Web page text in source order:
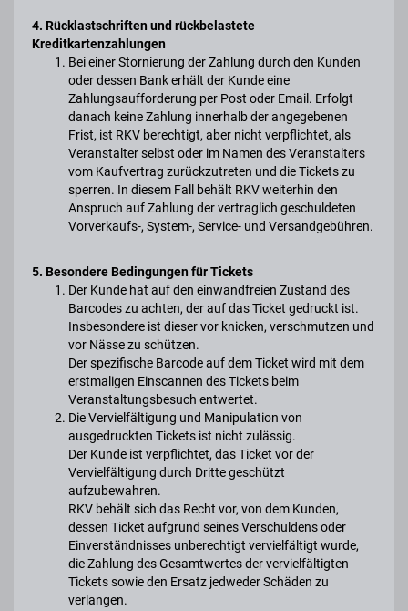
4. Rücklastschriften und rückbelastete
Kreditkartenzahlungen
Bei einer Stornierung der Zahlung durch den Kunden
oder dessen Bank erhält der Kunde eine
Zahlungsaufforderung per Post oder Email. Erfolgt
danach keine Zahlung innerhalb der angegebenen
Frist, ist RKV berechtigt, aber nicht verpflichtet, als
Veranstalter selbst oder im Namen des Veranstalters
vom Kaufvertrag zurückzutreten und die Tickets zu
sperren. In diesem Fall behält RKV weiterhin den
Anspruch auf Zahlung der vertraglich geschuldeten
Vorverkaufs-, System-, Service- und Versandgebühren.
5. Besondere Bedingungen für Tickets
Der Kunde hat auf den einwandfreien Zustand des
Barcodes zu achten, der auf das Ticket gedruckt ist.
Insbesondere ist dieser vor knicken, verschmutzen und
vor Nässe zu schützen.
Der spezifische Barcode auf dem Ticket wird mit dem
erstmaligen Einscannen des Tickets beim
Veranstaltungsbesuch entwertet.
Die Vervielfältigung und Manipulation von
ausgedruckten Tickets ist nicht zulässig.
Der Kunde ist verpflichtet, das Ticket vor der
Vervielfältigung durch Dritte geschützt
aufzubewahren.
RKV behält sich das Recht vor, von dem Kunden,
dessen Ticket aufgrund seines Verschuldens oder
Einverständnisses unberechtigt vervielfältigt wurde,
die Zahlung des Gesamtwertes der vervielfältigten
Tickets sowie den Ersatz jedweder Schäden zu
verlangen.